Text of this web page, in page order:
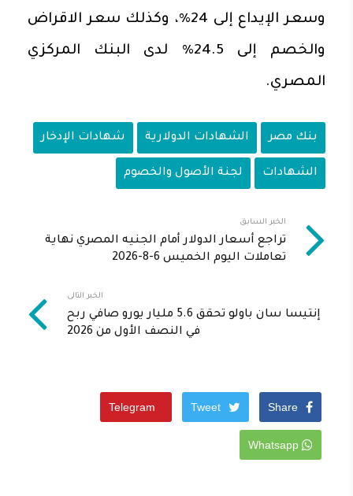
وسعر الإيداع إلى 24%، وكذلك سعر الاقراض
والخصم إلى 24.5% لدى البنك المركزي
المصري.
بنك مصر الشهادات الدولارية شهادات الإدخار
الشهادات لجنة الأصول والخصوم
الخبر السابق
تراجع أسعار الدولار أمام الجنيه المصري نهاية
تعاملات اليوم الخميس 6-8-2026
الخبر التالى
إنتيسا سان باولو تحقق 5.6 مليار يورو صافي ربح
في النصف الأول من 2026